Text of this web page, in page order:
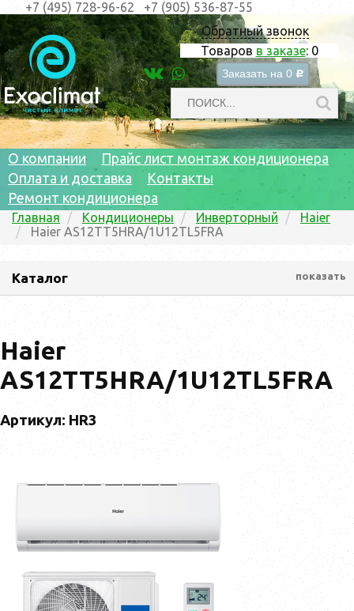
Обратный звонок
Товаров в заказе: 0
Заказать на 0 c
+7 (495) 728-96-62 +7 (905) 536-87-55
О компании
Прайс лист монтаж кондиционера
Оплата и доставка
Контакты
Ремонт кондиционера
Главная Кондиционеры Инверторный
Haier
Haier AS12TT5HRA/1U12TL5FRA
Каталог показать
Haier
AS12TT5HRA/1U12TL5FRA
Артикул: HR3